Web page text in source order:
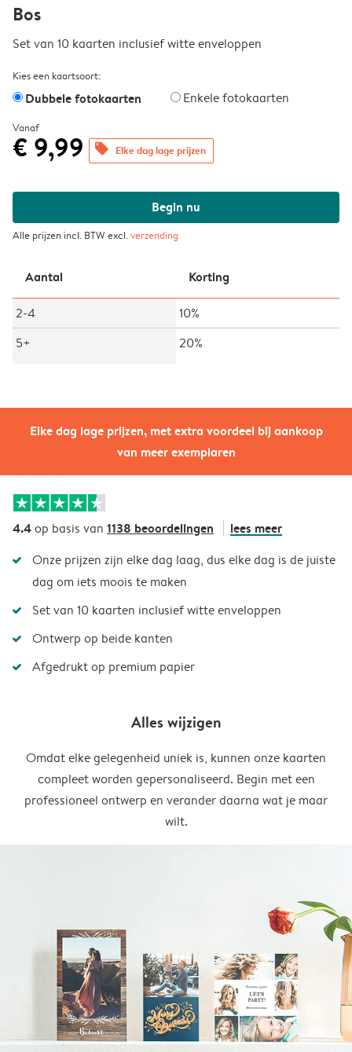
Elke dag lage prijzen, met extra voordeel bij aankoop
van meer exemplaren
Bos
Set van 10 kaarten inclusief witte enveloppen
Kies een kaartsoort:
Dubbele fotokaarten Enkele fotokaarten
Vanaf
€ 9,99 offers Elke dag lage prijzen
Begin nu
Alle prijzen incl. BTW excl.verzending
Aantal Korting
2-4
10%
5+
20%
4.4op basis van 1138 beoordelingen lees meer
Onze prijzen zijn elke dag laag, dus elke dag is de juiste
dag om iets moois te maken
Set van 10 kaarten inclusief witte enveloppen
Ontwerp op beide kanten
Afgedrukt op premium papier
Alles wijzigen
Omdat elke gelegenheid uniek is, kunnen onze kaarten
compleet worden gepersonaliseerd. Begin met een
professioneel ontwerp en verander daarna wat je maar
wilt.